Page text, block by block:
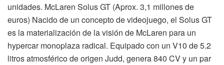
unidades. McLaren Solus GT (Aprox. 3,1 millones de
euros) Nacido de un concepto de videojuego, el Solus GT
es la materialización de la visión de McLaren para un
hypercar monoplaza radical. Equipado con un V10 de 5.2
litros atmosférico de origen Judd, genera 840 CV y un par